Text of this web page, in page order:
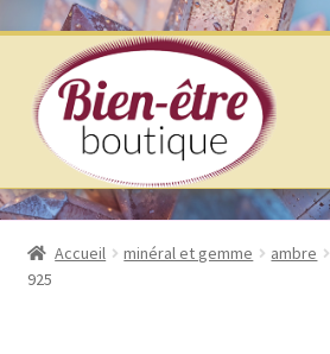
Aller
la
navigation
Aller
contenu
BOUTIQUE
ANNEAUX DE VIE © SELON LAKHOVSKY
Accueil minéral et gemme ambre
925